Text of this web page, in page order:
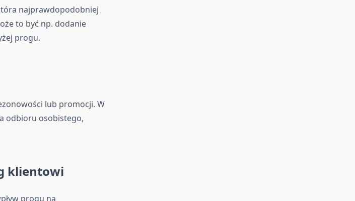
najprawdopodobniej
to być np. dodanie
progu.
lub promocji. W
odbioru osobistego,
klientowi
progu na